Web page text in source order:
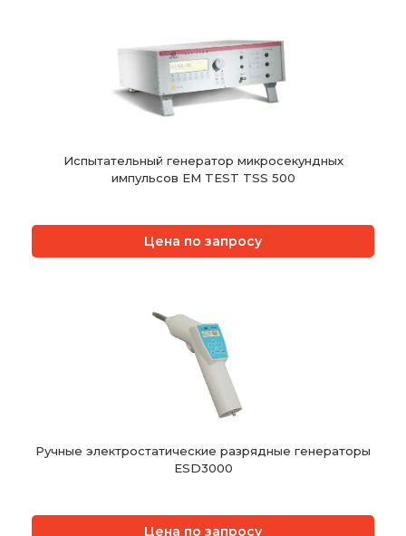
Испытательный генератор микросекундных
импульсов EM TEST TSS 500
Цена по запросу
Ручные электростатические разрядные генераторы
ESD3000
Цена по запросу